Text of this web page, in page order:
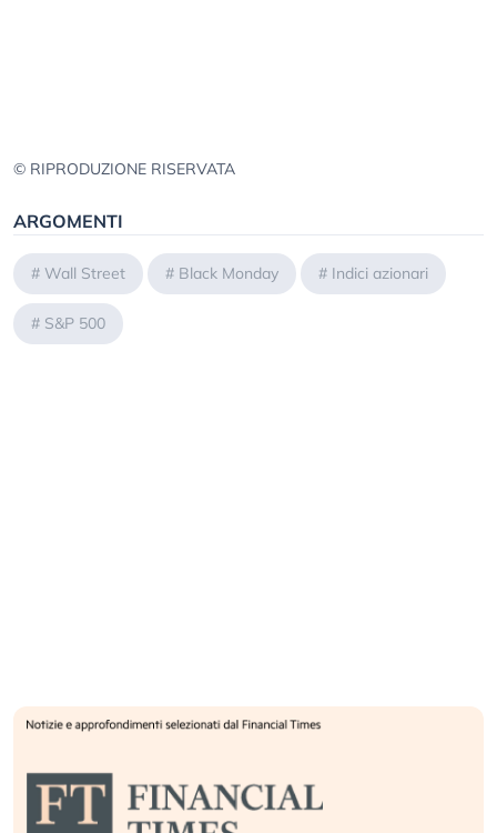
© RIPRODUZIONE RISERVATA
ARGOMENTI
# Wall Street # Black Monday # Indici azionari
# S&P 500